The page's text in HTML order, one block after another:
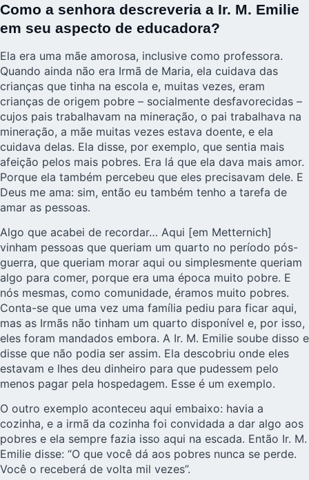
Como a senhora descreveria a Ir. M. Emilie
em seu aspecto de educadora?
Ela era uma mãe amorosa, inclusive como professora.
Quando ainda não era Irmã de Maria, ela cuidava das
crianças que tinha na escola e, muitas vezes, eram
crianças de origem pobre – socialmente desfavorecidas –
cujos pais trabalhavam na mineração, o pai trabalhava na
mineração, a mãe muitas vezes estava doente, e ela
cuidava delas. Ela disse, por exemplo, que sentia mais
afeição pelos mais pobres. Era lá que ela dava mais amor.
Porque ela também percebeu que eles precisavam dele. E
Deus me ama: sim, então eu também tenho a tarefa de
amar as pessoas.
Algo que acabei de recordar… Aqui [em Metternich]
vinham pessoas que queriam um quarto no período pós-
guerra, que queriam morar aqui ou simplesmente queriam
algo para comer, porque era uma época muito pobre. E
nós mesmas, como comunidade, éramos muito pobres.
Conta-se que uma vez uma família pediu para ficar aqui,
mas as Irmãs não tinham um quarto disponível e, por isso,
eles foram mandados embora. A Ir. M. Emilie soube disso e
disse que não podia ser assim. Ela descobriu onde eles
estavam e lhes deu dinheiro para que pudessem pelo
menos pagar pela hospedagem. Esse é um exemplo.
O outro exemplo aconteceu aqui embaixo: havia a
cozinha, e a irmã da cozinha foi convidada a dar algo aos
pobres e ela sempre fazia isso aqui na escada. Então Ir. M.
Emilie disse: “O que você dá aos pobres nunca se perde.
Você o receberá de volta mil vezes”.